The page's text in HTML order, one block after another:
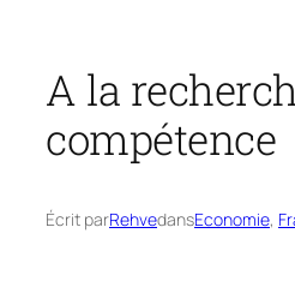
A la
compétence
Écrit parRehvedansEconomie,